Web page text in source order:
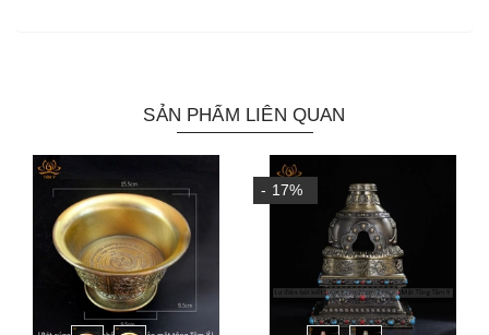
SẢN PHẨM LIÊN QUAN
- 17%